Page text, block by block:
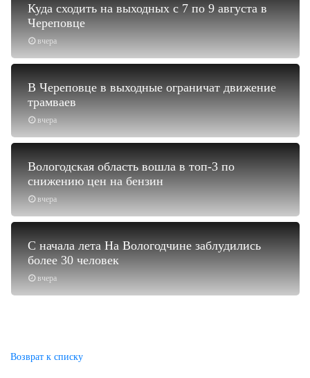
вчера
Куда сходить на выходных с 7 по 9 августа в
Череповце
вчера
В Череповце в выходные ограничат движение
трамваев
вчера
Вологодская область вошла в топ-3 по
снижению цен на бензин
вчера
С начала лета На Вологодчине заблудились
более 30 человек
Возврат к списку